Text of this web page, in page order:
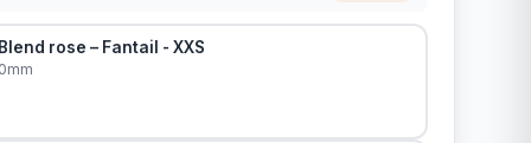
rose – Fantail - XXS